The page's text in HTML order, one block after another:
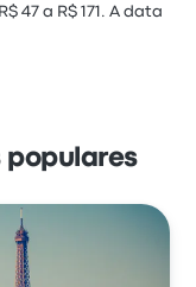
47 a R$ 171. A data
populares